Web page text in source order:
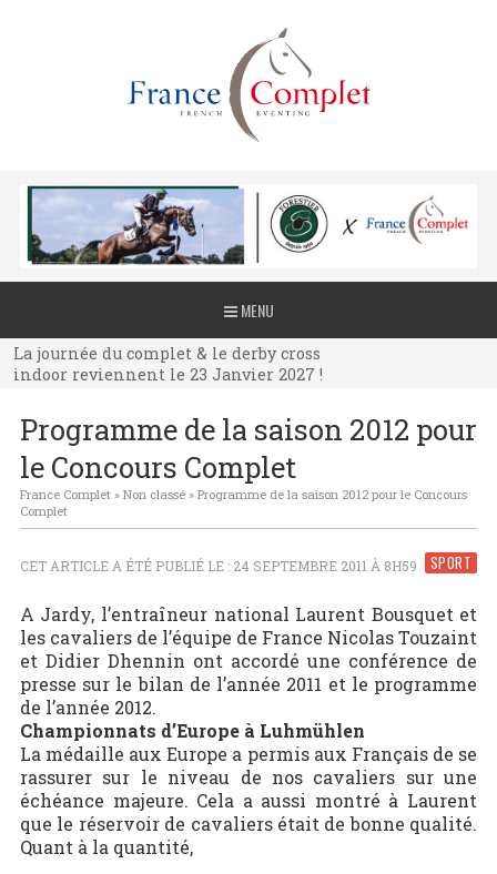
MENU
La journée du complet & le derby cross
indoor reviennent le 23 Janvier 2027 !
La journée du complet & le derby cross
indoor reviennent le 23 Janvier 2027 !
indoor reviennent le 23 Janvier 2027 !
Programme de la saison 2012 pour
le Concours Complet
France Complet» Non classé» Programme de la saison 2012 pour le Concours
Complet
SPORT
CET ARTICLE A ÉTÉ PUBLIÉ LE : 24 SEPTEMBRE 2011 À 8H59
A Jardy, l’entraîneur national Laurent Bousquet et
les cavaliers de l’équipe de France Nicolas Touzaint
et Didier Dhennin ont accordé une conférence de
presse sur le bilan de l’année 2011 et le programme
de l’année 2012.
Championnats d’Europe à Luhmühlen
La médaille aux Europe a permis aux Français de se
rassurer sur le niveau de nos cavaliers sur une
échéance majeure. Cela a aussi montré à Laurent
que le réservoir de cavaliers était de bonne qualité.
Quant à la quantité,